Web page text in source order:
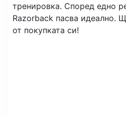
тренировка. Според едно
Razorback пасва идеално.
от покупката си!